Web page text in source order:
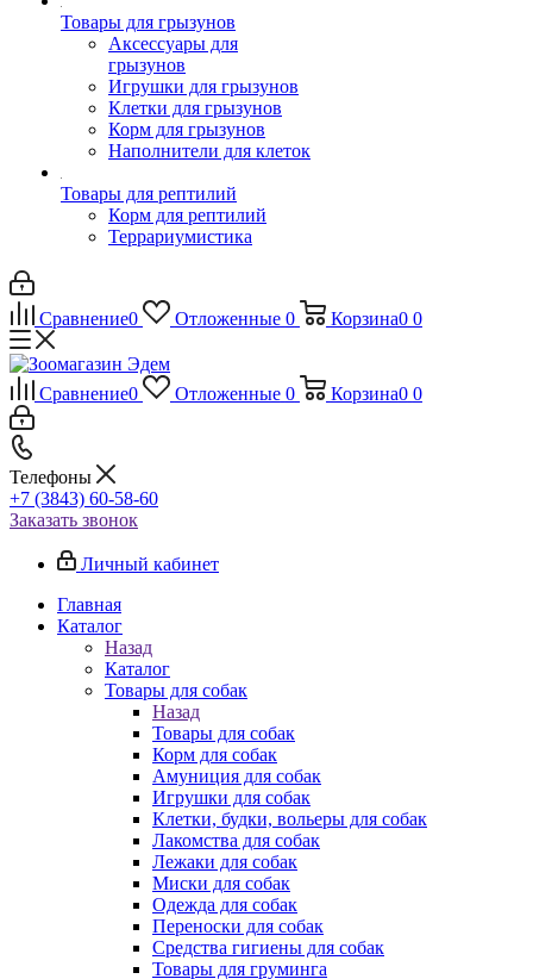
Товары для грызунов
Аксессуары для
грызунов
Игрушки для грызунов
Клетки для грызунов
Корм для грызунов
Наполнители для клеток
Товары для рептилий
Корм для рептилий
Террариумистика
Сравнение0 Отложенные 0 Корзина0 0
Сравнение0 Отложенные 0 Корзина0 0
Телефоны
+7 (3843) 60-58-60
Заказать звонок
Личный кабинет
Главная
Каталог
Назад
Каталог
Товары для собак
Назад
Товары для собак
Корм для собак
Амуниция для собак
Игрушки для собак
Клетки, будки, вольеры для собак
Лакомства для собак
Лежаки для собак
Миски для собак
Одежда для собак
Переноски для собак
Средства гигиены для собак
Товары для груминга